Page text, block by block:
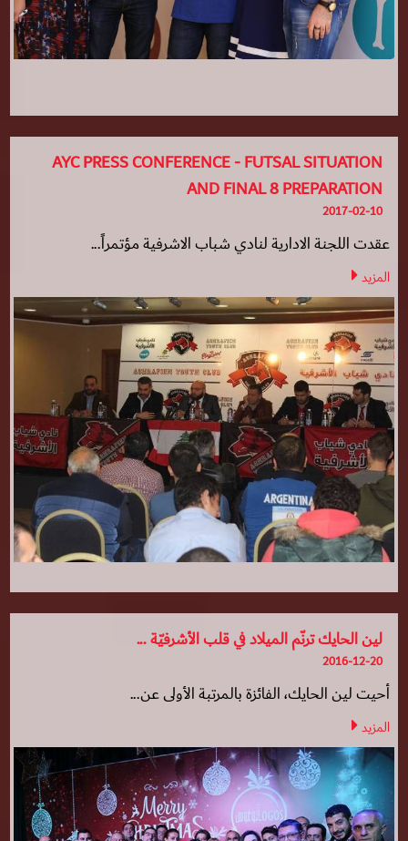
AYC PRESS CONFERENCE - FUTSAL SITUATION
AND FINAL 8 PREPARATION
2017-02-10
عقدت اللجنة الادارية لنادي شباب الاشرفية مؤتمراً...
المزيد
لين الحايك ترنّم الميلاد في قلب الأشرفيّة ...
2016-12-20
أحيت لين الحايك، الفائزة بالمرتبة الأولى عن...
المزيد